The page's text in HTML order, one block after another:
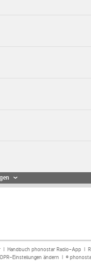
| Handbuch phonostar Radio-App|
Einstellungen ändern | ©